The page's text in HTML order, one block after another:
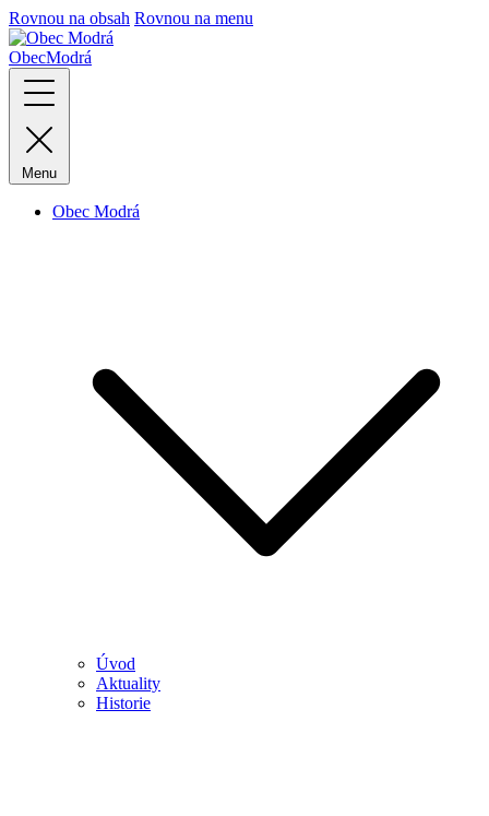
Rovnou na obsah Rovnou na menu
ObecModrá
Menu
Obec Modrá
Úvod
Aktuality
Historie